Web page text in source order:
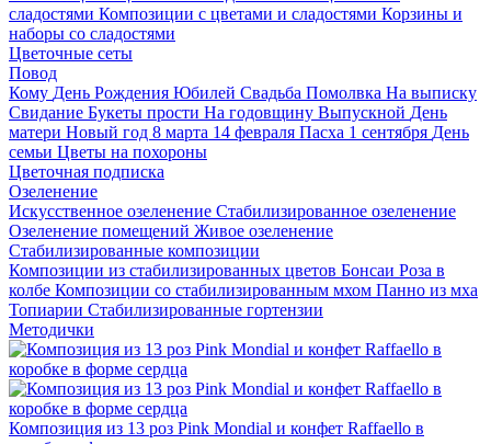
сладостями Композиции с цветами и сладостями Корзины и
наборы со сладостями
Цветочные сеты
Повод
Кому День Рождения Юбилей Свадьба Помолвка На выписку
Свидание Букеты прости На годовщину Выпускной День
матери Новый год 8 марта 14 февраля Пасха 1 сентября День
семьи Цветы на похороны
Цветочная подписка
Озеленение
Искусственное озеленение Стабилизированное озеленение
Озеленение помещений Живое озеленение
Стабилизированные композиции
Композиции из стабилизированных цветов Бонсаи Роза в
колбе Композиции со стабилизированным мхом Панно из мха
Топиарии Стабилизированные гортензии
Методички
Композиция из 13 роз Pink Mondial и конфет Raffaello в